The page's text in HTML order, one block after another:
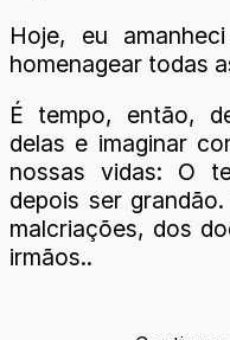
Hoje, eu
homenagear todas
É tempo, então,
delas e imaginar
nossas vidas: O
depois ser
malcriações, dos
irmãos..